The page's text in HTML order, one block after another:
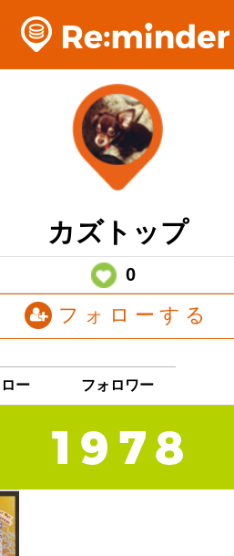
カズトップ
0
フォローする
ー フォロワー